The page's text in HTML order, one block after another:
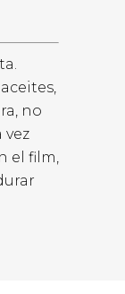
no
vez
el film,